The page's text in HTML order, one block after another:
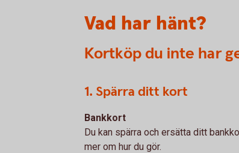
Vad har hänt?
Kortköp du inte har
1. Spärra ditt kort
Bankkort
Du kan spärra och ersätta ditt
mer om hur du gör.